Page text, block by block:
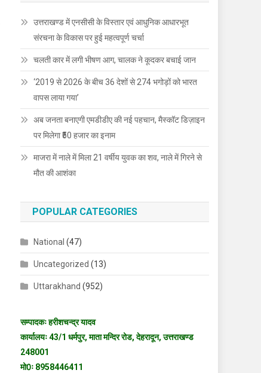
उत्तराखण्ड में एनसीसी के विस्तार एवं आधुनिक आधारभूत
संरचना के विकास पर हुई महत्वपूर्ण चर्चा
चलती कार में लगी भीषण आग, चालक ने कूदकर बचाई जान
‘2019 से 2026 के बीच 36 देशों से 274 भगोड़ों को भारत
वापस लाया गया’
अब जनता बनाएगी एमडीडीए की नई पहचान, मैस्कॉट डिज़ाइन
पर मिलेगा ₹50 हजार का इनाम
माजरा में नाले में मिला 21 वर्षीय युवक का शव, नाले में गिरने से
मौत की आशंका
POPULAR CATEGORIES
National (47)
Uncategorized (13)
Uttarakhand (952)
सम्पादकः हरीशचन्द्र यादव
कार्यालयः 43/1 धर्मपुर, माता मन्दिर रोड, देहरादून, उत्तराखण्ड
248001
मो0ः 8958446411